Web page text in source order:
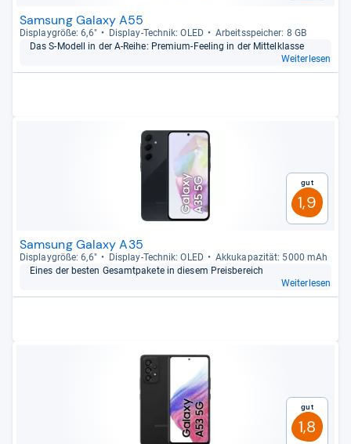
Samsung Galaxy A55
Dis­play­größe: 6,6" Dis­play-​Tech­nik: OLED
Arbeitsspei­cher: 8 GB
Das S-​Modell in der A-​Reihe: Pre­mium-​Fee­ling in der Mit­tel­klasse
Weiterlesen
Gut
1,9
Samsung Galaxy A35
Dis­play­größe: 6,6" Dis­play-​Tech­nik: OLED
Akku­ka­pa­zi­tät: 5000 mAh
Eines der bes­ten Gesamt­pa­kete in die­sem Preis­be­reich
Weiterlesen
Gut
1,8